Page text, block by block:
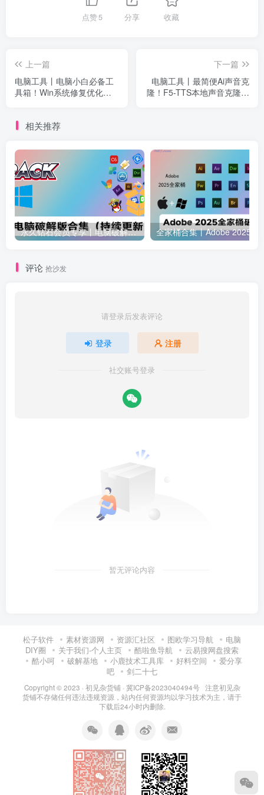
点赞5 分享 收藏
上一篇
电脑工具丨电脑小白必备工
具箱！Win系统修复优化工
下一篇
电脑工具丨最简便Ai声音克
隆！F5-TTS本地声音克隆软
相关推荐
永久钻石会员专享丨电脑破解软件合集(更新至2025.4.11）
评论 抢沙发
请登录后发表评论
登录 注册
社交账号登录
暂无评论内容
松子软件 素材资源网 资源汇社区 图欧学习导航
电脑
DIY圈
关于我们-个人主页 酷啦鱼导航
云易搜网盘搜索
酷小呵
破解基地 小鹿技术工具库 好料空间
爱分享
吧
剑二十七
Copyright © 2023 · 初见杂货铺· 冀ICP备2023040494号 注意初见杂
货铺不存储任何违法违规资源，站内任何资源均以学习技术为主，请于
下载后24小时内删除.